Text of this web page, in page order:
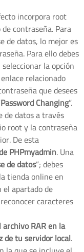
incorpora root
contraseña. Para
de datos, lo mejor es
Para ello debes
la opción
relacionado
que desees
Password Changing”.
de datos a través
root y la contraseña
De esta
PHPmyadmin. Una
de datos”; debes
tienda online en
el apartado de
caracteres
RAR en la
de tu servidor local.